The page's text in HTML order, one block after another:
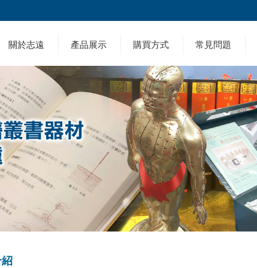
關於志遠 產品展示 購買方式 常見問題